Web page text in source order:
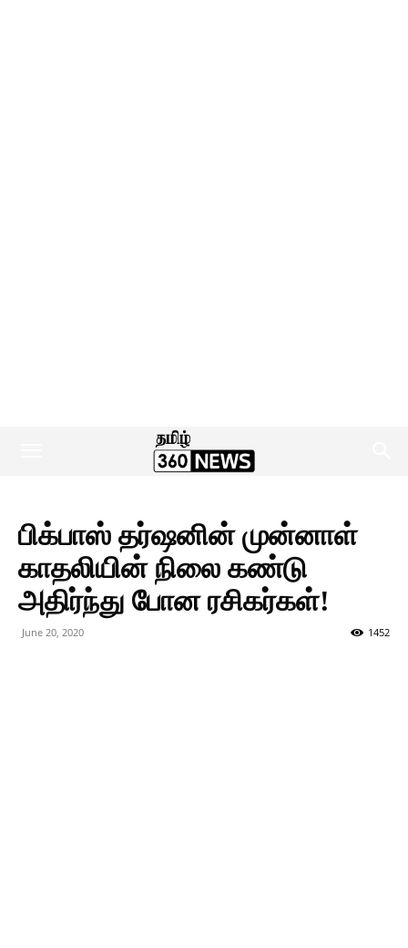
பிக்பாஸ் தர்ஷனின் முன்னாள்
காதலியின் நிலை கண்டு
அதிர்ந்து போன ரசிகர்கள்!
June 20, 2020 1452